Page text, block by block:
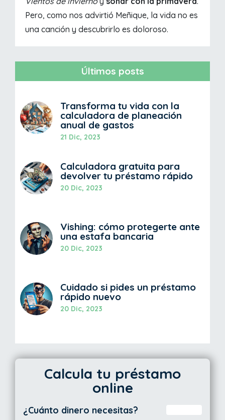
Pero, como nos advirtió Meñique, la vida no es
una canción y descubrirlo es doloroso.
Últimos posts
Transforma tu vida con la
calculadora de planeación
anual de gastos
21 Dic, 2023
Calculadora gratuita para
devolver tu préstamo rápido
20 Dic, 2023
Vishing: cómo protegerte ante
una estafa bancaria
20 Dic, 2023
Cuidado si pides un préstamo
rápido nuevo
20 Dic, 2023
Calcula tu préstamo
online
¿Cuánto dinero necesitas?